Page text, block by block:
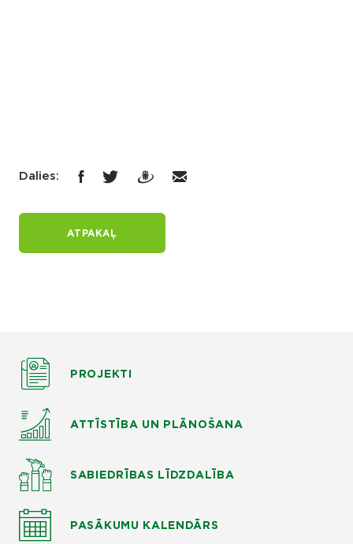
Dalies:
ATPAKAĻ
PROJEKTI
ATTĪSTĪBA UN PLĀNOŠANA
SABIEDRĪBAS LĪDZDALĪBA
PASĀKUMU KALENDĀRS